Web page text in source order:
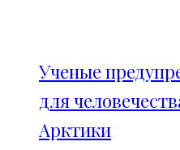
Ученые
для
Арктики